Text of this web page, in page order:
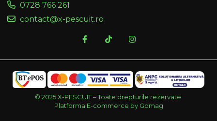
0728 766 261
contact@x-pescuit.ro
© 2025 X-PESCUIT – Toate drepturile rezervate.
Platforma E-commerce by Gomag